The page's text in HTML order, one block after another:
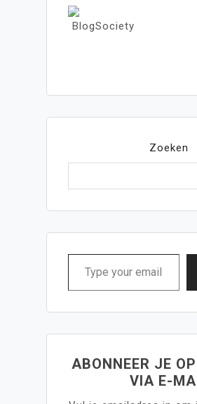
Zoeken
ABONNEER JE
VIA E-